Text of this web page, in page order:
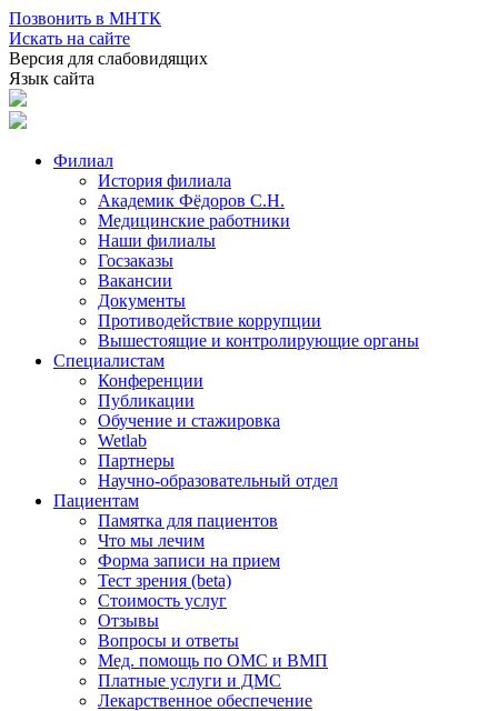
Позвонить в МНТК
Искать на сайте
Версия для слабовидящих
Язык сайта
Филиал
История филиала
Академик Фёдоров С.Н.
Медицинские работники
Наши филиалы
Госзаказы
Вакансии
Документы
Противодействие коррупции
Вышестоящие и контролирующие органы
Специалистам
Конференции
Публикации
Обучение и стажировка
Wetlab
Партнеры
Научно-образовательный отдел
Пациентам
Памятка для пациентов
Что мы лечим
Форма записи на прием
Тест зрения (beta)
Стоимость услуг
Отзывы
Вопросы и ответы
Мед. помощь по ОМС и ВМП
Платные услуги и ДМС
Лекарственное обеспечение